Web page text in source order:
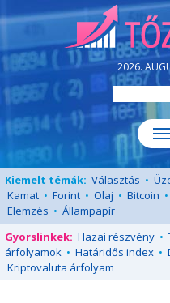
2026.
Kiemelt témák: Választás •
Kamat • Forint • Olaj • Bitcoin •
Elemzés • Állampapír
Gyorslinkek: Hazai részvény •
árfolyamok • Határidős index •
Kriptovaluta árfolyam